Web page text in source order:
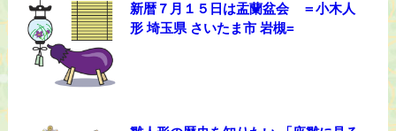
新暦７月１５日は盂蘭盆会 ＝小木人
形 埼玉県 さいたま市 岩槻=